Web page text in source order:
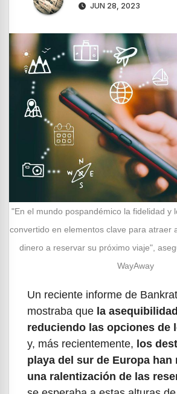
JUN 28, 2023
"En el mundo pospandémico la fidelidad y
convertido en elementos clave para atraer
dinero a reservar su próximo viaje",
WayAway
Un reciente informe de
mostraba que la
reduciendo las opciones de
y, más recientemente, los
playa del sur de Europa han
una ralentización de las